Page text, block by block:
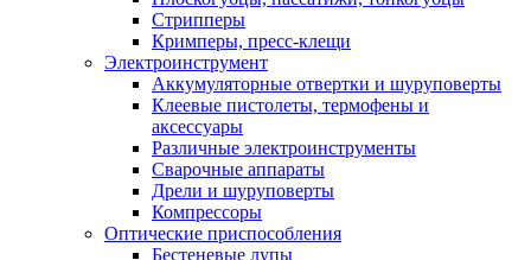
Стрипперы
Кримперы, пресс-клещи
Электроинструмент
Аккумуляторные отвертки и шуруповерты
Клеевые пистолеты, термофены и
аксессуары
Различные электроинструменты
Сварочные аппараты
Дрели и шуруповерты
Компрессоры
Оптические приспособления
Бестеневые лупы